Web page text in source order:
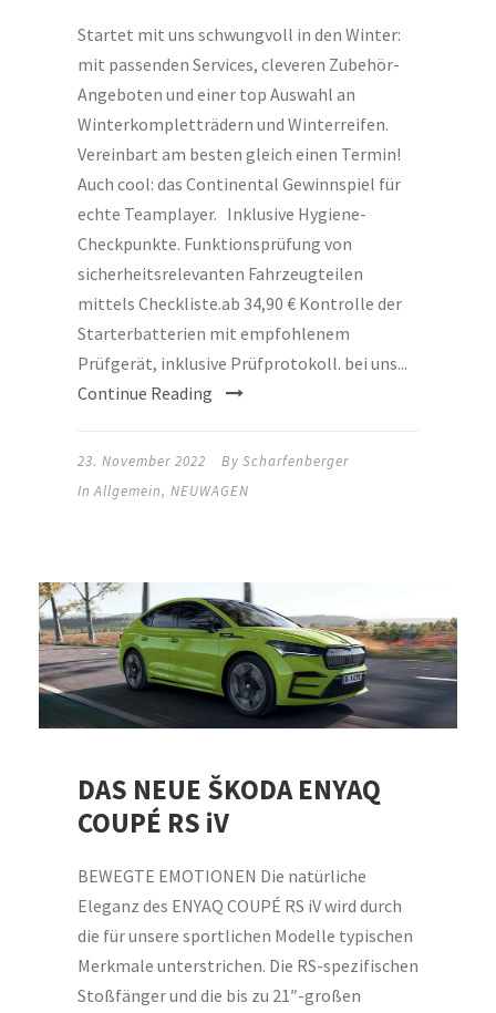
Startet mit uns schwungvoll in den Winter:
mit passenden Services, cleveren Zubehör-
Angeboten und einer top Auswahl an
Winterkompletträdern und Winterreifen.
Vereinbart am besten gleich einen Termin!
Auch cool: das Continental Gewinnspiel für
echte Teamplayer. Inklusive Hygiene-
Checkpunkte. Funktionsprüfung von
sicherheitsrelevanten Fahrzeugteilen
mittels Checkliste.ab 34,90 € Kontrolle der
Starterbatterien mit empfohlenem
Prüfgerät, inklusive Prüfprotokoll. bei uns...
Continue Reading
23. November 2022 By Scharfenberger
In Allgemein, NEUWAGEN
DAS NEUE ŠKODA ENYAQ
COUPÉ RS iV
BEWEGTE EMOTIONEN Die natürliche
Eleganz des ENYAQ COUPÉ RS iV wird durch
die für unsere sportlichen Modelle typischen
Merkmale unterstrichen. Die RS-spezifischen
Stoßfänger und die bis zu 21″-großen